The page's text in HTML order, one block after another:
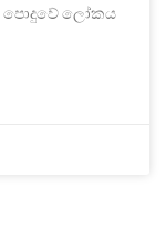
පොදුවේ ලෝකය